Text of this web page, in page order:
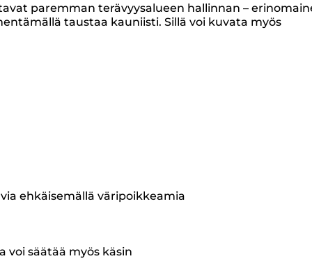
paremman terävyysalueen hallinnan –
taustaa kauniisti. Sillä voi kuvata myös
ehkäisemällä väripoikkeamia
säätää myös käsin